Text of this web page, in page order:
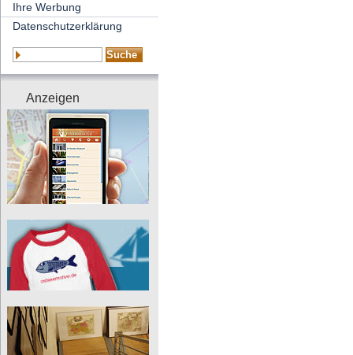
Ihre Werbung
Datenschutzerklärung
Anzeigen